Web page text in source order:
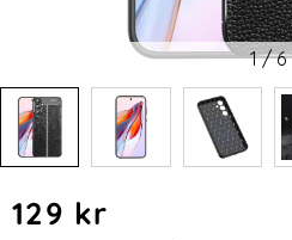
1/6
pris
129 kr